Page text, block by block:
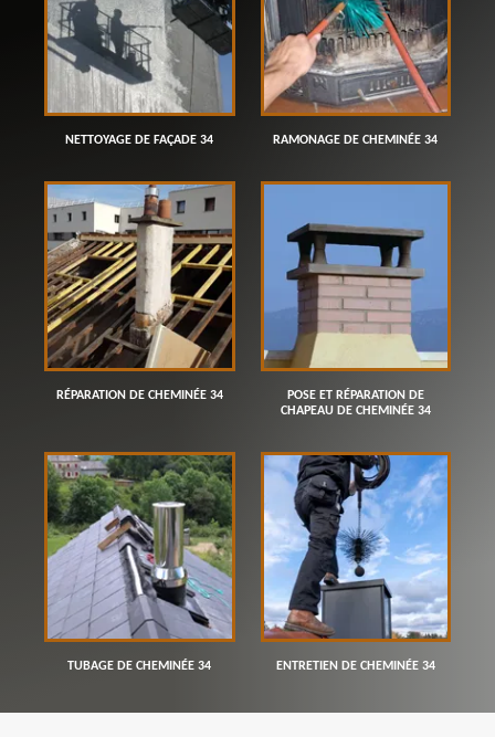
NETTOYAGE DE FAÇADE 34 RAMONAGE DE CHEMINÉE 34
RÉPARATION DE CHEMINÉE 34
POSE ET RÉPARATION DE
CHAPEAU DE CHEMINÉE 34
TUBAGE DE CHEMINÉE 34 ENTRETIEN DE CHEMINÉE 34